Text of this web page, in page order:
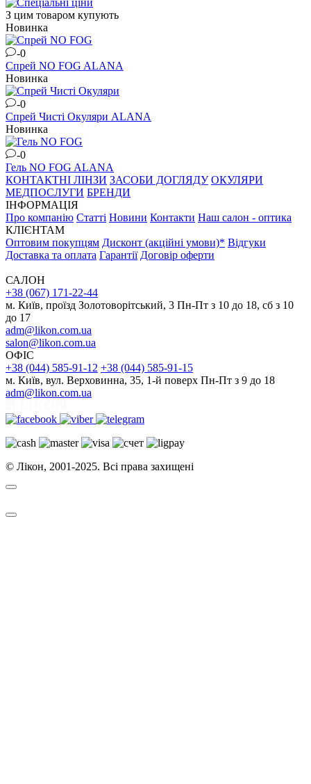
З цим товаром купують
Новинка
-0
Спрей NO FOG ALANA
Новинка
-0
Спрей Чисті Окуляри ALANA
Новинка
-0
Гель NO FOG ALANA
КОНТАКТНІ ЛІНЗИ ЗАСОБИ ДОГЛЯДУ ОКУЛЯРИ
МЕДПОСЛУГИ БРЕНДИ
ІНФОРМАЦІЯ
Про компанію Статті Новини Контакти Наш салон - оптика
КЛІЄНТАМ
Оптовим покупцям Дисконт (акційні умови)* Відгуки
Доставка та оплата Гарантії Договір оферти
САЛОН
+38 (067) 171-22-44
м. Київ, проїзд Золотоворітський, 3 Пн-Пт з 10 до 18, сб з 10
до 17
adm@likon.com.ua
salon@likon.com.ua
ОФІС
+38 (044) 585-91-12 +38 (044) 585-91-15
м. Київ, вул. Верховинна, 35, 1-й поверх Пн-Пт з 9 до 18
adm@likon.com.ua
© Лікон, 2001-2025. Всі права захищені